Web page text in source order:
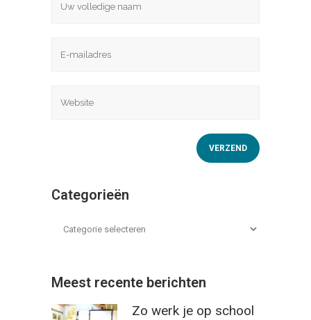
Categorieën
Meest recente berichten
Zo werk je op school